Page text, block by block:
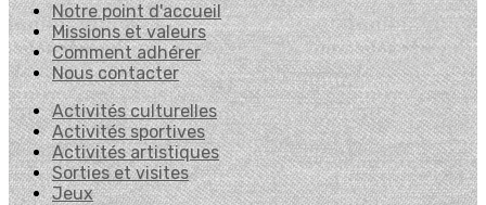
Notre point d'accueil
Missions et valeurs
Comment adhérer
Nous contacter
Activités culturelles
Activités sportives
Activités artistiques
Sorties et visites
Jeux